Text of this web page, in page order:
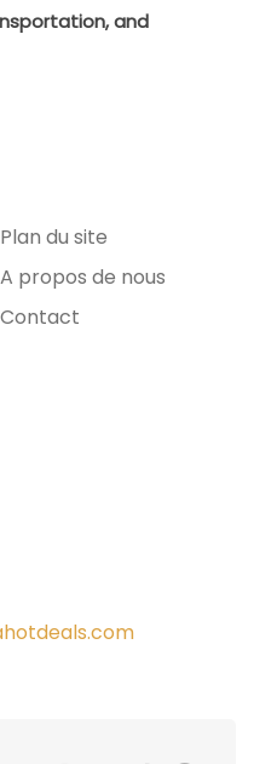
and
Plan du site
A propos de nous
Contact